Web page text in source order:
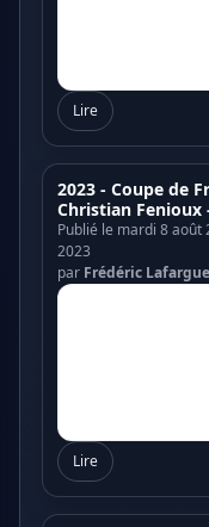
Lire
2023 - Coupe de
Christian Fenioux
Publié le mardi 8
2023
par Frédéric Lafargue
Lire